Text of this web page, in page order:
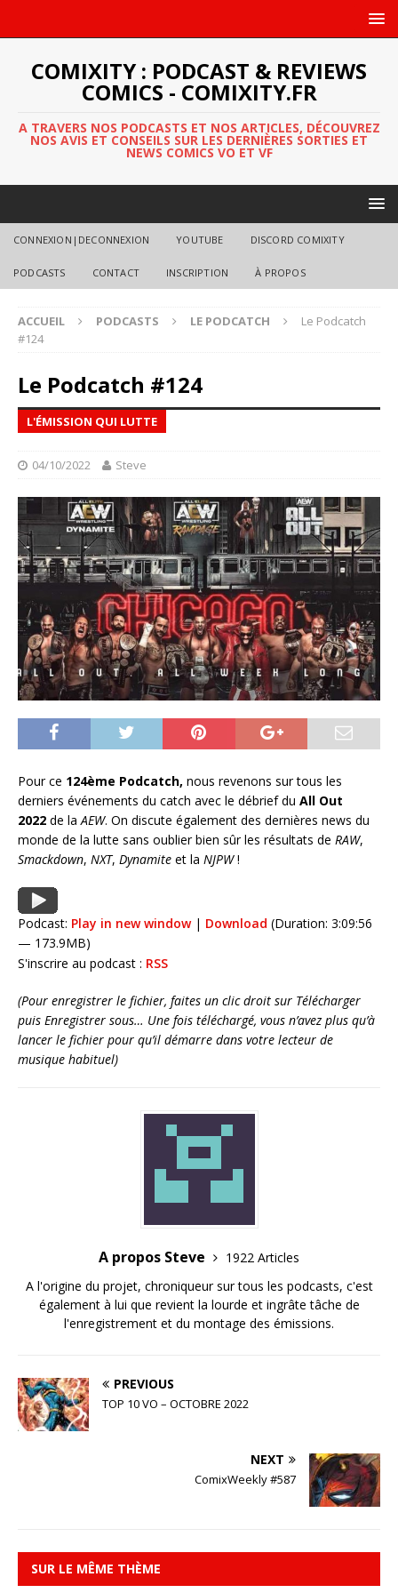
COMIXITY : PODCAST & REVIEWS
COMICS - COMIXITY.FR
A TRAVERS NOS PODCASTS ET NOS ARTICLES, DÉCOUVREZ
NOS AVIS ET CONSEILS SUR LES DERNIÈRES SORTIES ET
NEWS COMICS VO ET VF
CONNEXION|DECONNEXION YOUTUBE DISCORD COMIXITY
PODCASTS CONTACT INSCRIPTION À PROPOS
ACCUEIL PODCASTS LE PODCATCH
Le Podcatch
#124
Le Podcatch #124
L'ÉMISSION QUI LUTTE
04/10/2022 Steve
Pour ce 124ème Podcatch, nous revenons sur tous les
derniers événements du catch avec le débrief du All Out
2022 de laAEW. On discute également des dernières news du
monde de la lutte sans oublier bien sûr les résultats de RAW,
Smackdown, NXT, Dynamite et la NJPW!
Podcast: Play in new window| Download (Duration: 3:09:56
— 173.9MB)
S'inscrire au podcast : RSS
(Pour enregistrer le fichier, faites un clic droit sur Télécharger
puis Enregistrer sous… Une fois téléchargé, vous n’avez plus qu’à
lancer le fichier pour qu’il démarre dans votre lecteur de
musique habituel)
A propos Steve
1922 Articles
A l'origine du projet, chroniqueur sur tous les podcasts, c'est
également à lui que revient la lourde et ingrâte tâche de
l'enregistrement et du montage des émissions.
PREVIOUS
TOP 10 VO – OCTOBRE 2022
NEXT
ComixWeekly #587
SUR LE MÊME THÈME